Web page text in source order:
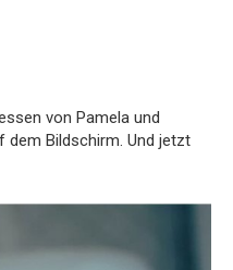
von Pamela und
dem Bildschirm. Und jetzt